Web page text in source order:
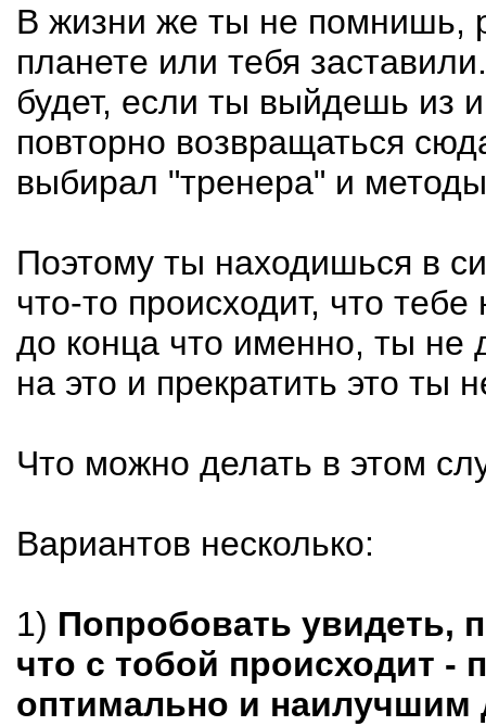
В жизни же ты не помнишь,
планете или тебя
будет, если ты выйдешь из
повторно возвращаться
выбирал "тренера" и
Поэтому ты находишься в
что-то происходит, что
до конца что именно, ты не
на это и прекратить это ты
Что можно делать в этом
Вариантов несколько:
1) Попробовать увидеть,
что с тобой происходит -
оптимально и наилучшим